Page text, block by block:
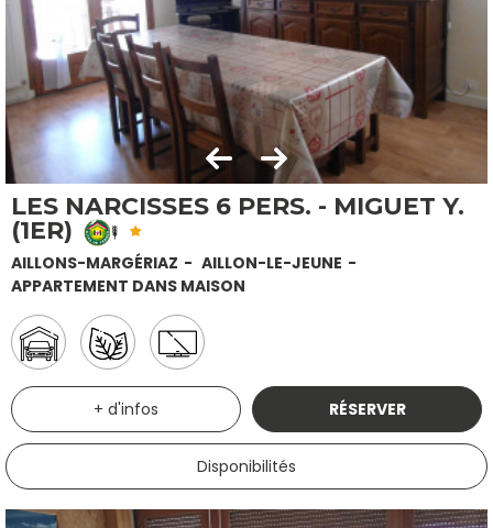
LES NARCISSES 6 PERS. - MIGUET Y.
(1ER)
AILLONS-MARGÉRIAZ
AILLON-LE-JEUNE
APPARTEMENT DANS MAISON
+ d'infos RÉSERVER
Disponibilités